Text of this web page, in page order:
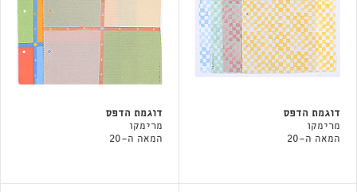
דוגמת הדפס
מרימקו
המאה ה-20
דוגמת הדפס
מרימקו
המאה ה-20